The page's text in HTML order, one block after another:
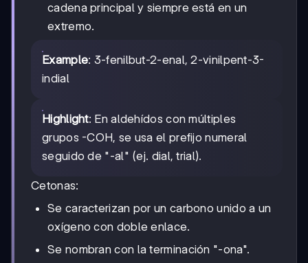
cadena principal y siempre está en un
extremo.
Example: 3-fenilbut-2-enal, 2-vinilpent-3-
indial
Highlight: En aldehídos con múltiples
grupos -COH, se usa el prefijo numeral
seguido de "-al" (ej. dial, trial).
Cetonas:
Se caracterizan por un carbono unido a un
oxígeno con doble enlace.
Se nombran con la terminación "-ona".